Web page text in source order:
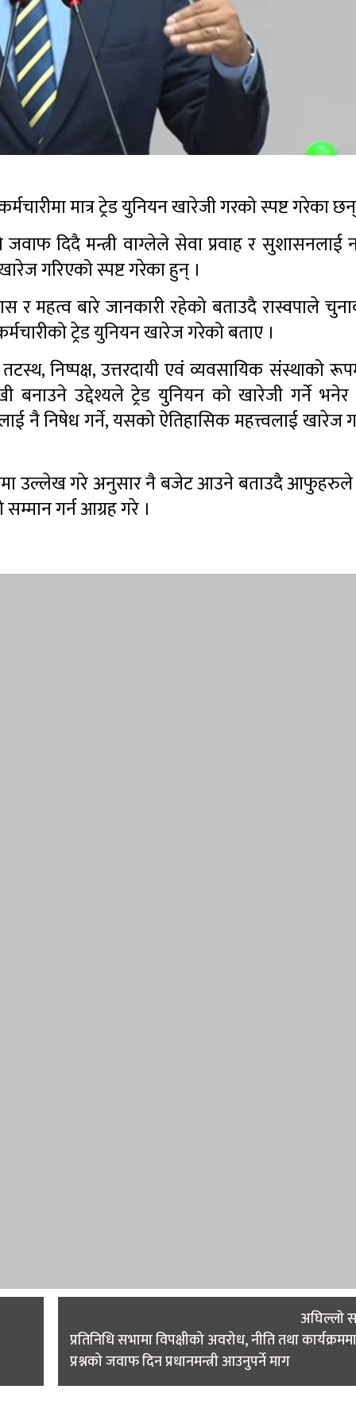
मात्र ट्रेड युनियन खारेजी गरको स्पष्ट गरेका
जवाफ दिदै मन्त्री वाग्लेले सेवा प्रवाह र सुशासनलाई
गरिएको स्पष्ट गरेका हुन् ।
महत्व बारे जानकारी रहेको बताउदै रास्वपाले
ट्रेड युनियन खारेज गरेको बताए ।
निष्पक्ष, उत्तरदायी एवं व्यवसायिक संस्थाको
बनाउने उद्देश्यले ट्रेड युनियन को खारेजी गर्ने भनेर
नै निषेध गर्ने, यसको ऐतिहासिक महत्त्वलाई खारेज
उल्लेख गरे अनुसार नै बजेट आउने बताउदै
गर्न आग्रह गरे ।
अघिल्लाे
प्रतिनिधि सभामा विपक्षीको अवरोध, नीति तथा
प्रश्नको जवाफ दिन प्रधानमन्त्री आउनुपर्ने माग